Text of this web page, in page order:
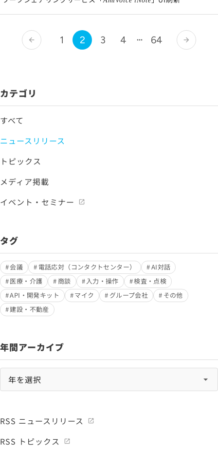
arrow_back 1 2 3 4 64 arrow_forward
カテゴリ
すべて
ニュースリリース
トピックス
メディア掲載
イベント・セミナー
タグ
会議 電話応対（コンタクトセンター）
AI対話
医療・介護
商談 入力・操作
検査・点検
API・開発キット
マイク グループ会社
その他
建設・不動産
年間アーカイブ
RSS ニュースリリース
RSS トピックス